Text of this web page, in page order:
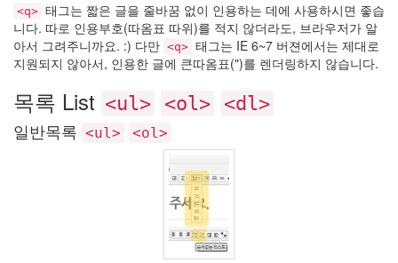
<q> 태그는 짧은 글을 줄바꿈 없이 인용하는 데에 사용하시면 좋습
니다. 따로 인용부호(따옴표 따위)를 적지 않더라도, 브라우저가 알
아서 그려주니까요. :) 다만 <q> 태그는 IE 6~7 버젼에서는 제대로
지원되지 않아서, 인용한 글에 큰따옴표(")를 렌더링하지 않습니다.
목록 List <ul> <ol> <dl>
일반목록 <ul> <ol>
파
기
혜
설